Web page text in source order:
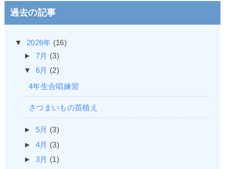
過去の記事
▼ 2026年 (16)
► 7月 (3)
▼ 6月 (2)
4年生合唱練習
さつまいもの苗植え
► 5月 (3)
► 4月 (3)
► 3月 (1)